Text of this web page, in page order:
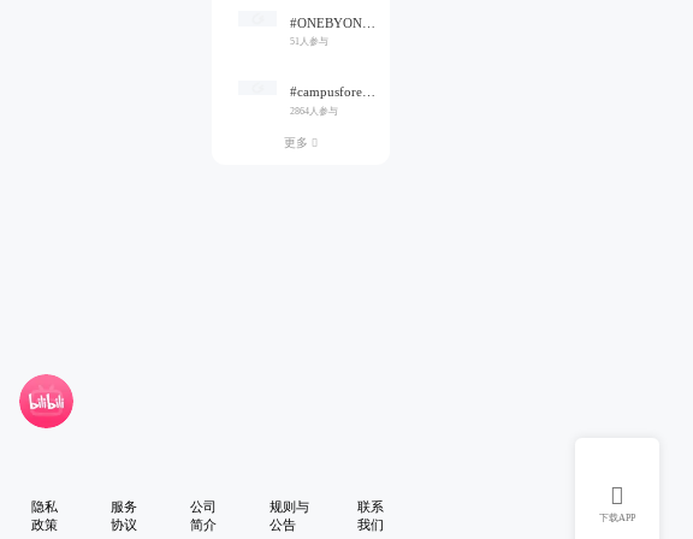

下载APP
51人参与
#campusforever#
2864人参与
更多
隐私
政策
服务
协议
公司
简介
规则与
公告
联系
我们